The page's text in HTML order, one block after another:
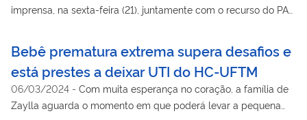
imprensa, na sexta-feira (21), juntamente com o recurso do PAC
Bebê prematura extrema supera desafios e
está prestes a deixar UTI do HC-UFTM
06/03/2024 - Com muita esperança no coração, a família de
Zaylla aguarda o momento em que poderá levar a pequena